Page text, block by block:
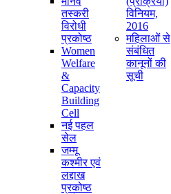
तस्करी
विरोधी
प्रकोष्ठ
Women
Welfare
&
Capacity
Building
Cell
नई पहल
सेल
जम्मू
कश्मीर एवं
लद्दाख
प्रकोष्ठ
विनियम,
2016
महिलाओं से
संबंधित
कानूनों की
सूची